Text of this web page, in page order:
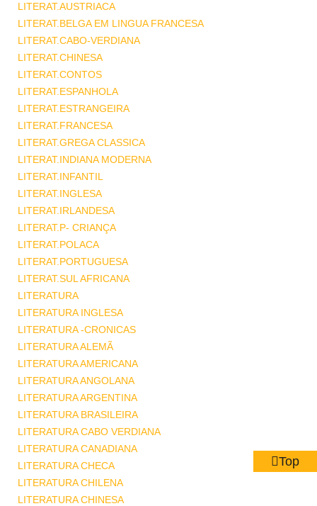
LITERAT.AUSTRIACA
LITERAT.BELGA EM LINGUA FRANCESA
LITERAT.CABO-VERDIANA
LITERAT.CHINESA
LITERAT.CONTOS
LITERAT.ESPANHOLA
LITERAT.ESTRANGEIRA
LITERAT.FRANCESA
LITERAT.GREGA CLASSICA
LITERAT.INDIANA MODERNA
LITERAT.INFANTIL
LITERAT.INGLESA
LITERAT.IRLANDESA
LITERAT.P- CRIANÇA
LITERAT.POLACA
LITERAT.PORTUGUESA
LITERAT.SUL AFRICANA
LITERATURA
LITERATURA INGLESA
LITERATURA -CRONICAS
LITERATURA ALEMÃ
LITERATURA AMERICANA
LITERATURA ANGOLANA
LITERATURA ARGENTINA
LITERATURA BRASILEIRA
LITERATURA CABO VERDIANA
LITERATURA CANADIANA
LITERATURA CHECA
LITERATURA CHILENA
LITERATURA CHINESA
Top